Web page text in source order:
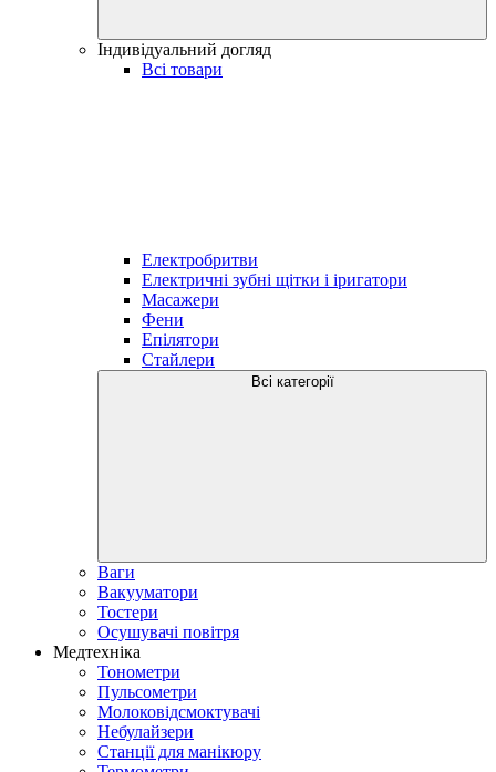
Індивідуальний догляд
Всі товари
Електробритви
Електричні зубні щітки і іригатори
Масажери
Фени
Епілятори
Стайлери
Всі категорії
Ваги
Вакууматори
Тостери
Осушувачі повітря
Медтехніка
Тонометри
Пульсометри
Молоковідсмоктувачі
Небулайзери
Станції для манікюру